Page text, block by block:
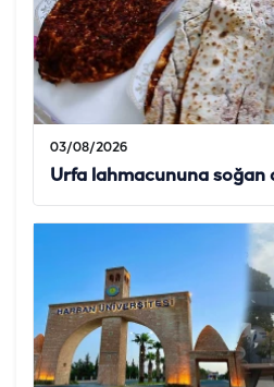
03/08/2026
Urfa lahmacununa soğan